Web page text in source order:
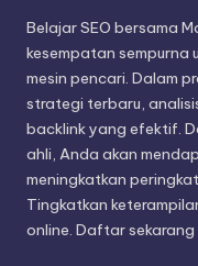
Belajar SEO bersama
kesempatan sempurna
mesin pencari. Dalam
strategi terbaru,
backlink yang efektif.
ahli, Anda akan
meningkatkan
Tingkatkan
online. Daftar